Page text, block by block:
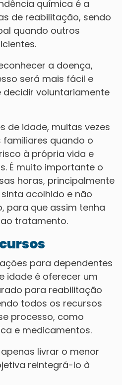
química é a
de reabilitação, sendo
quando outros
a doença,
será mais fácil e
voluntariamente
de idade, muitas vezes
quando o
à própria vida e
É muito importante o
horas, principalmente
acolhido e não
para que assim tenha
tratamento.
para dependentes
idade é oferecer um
para reabilitação
todos os recursos
processo, como
e medicamentos.
livrar o menor
reintegrá-lo à